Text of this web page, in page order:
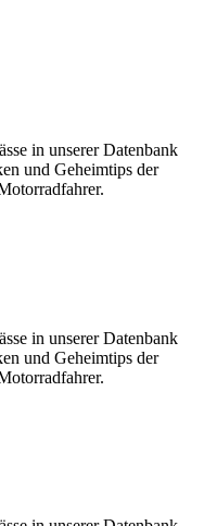
in unserer Datenbank
und Geheimtips der
in unserer Datenbank
und Geheimtips der